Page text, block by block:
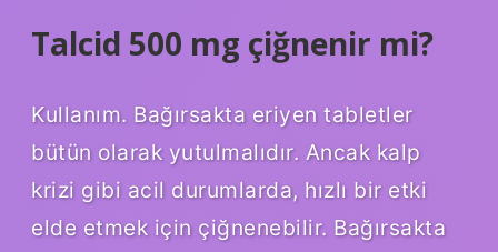
Talcid 500 mg çiğnenir mi?
Kullanım. Bağırsakta eriyen tabletler
bütün olarak yutulmalıdır. Ancak kalp
krizi gibi acil durumlarda, hızlı bir etki
elde etmek için çiğnenebilir. Bağırsakta